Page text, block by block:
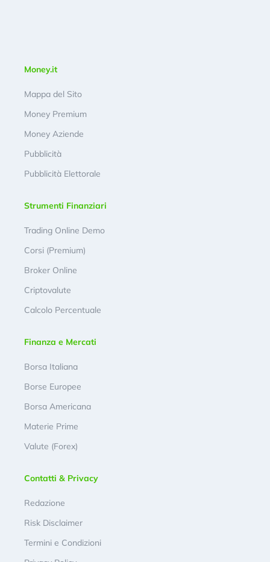
Money.it
Mappa del Sito
Money Premium
Money Aziende
Pubblicità
Pubblicità Elettorale
Strumenti Finanziari
Trading Online Demo
Corsi (Premium)
Broker Online
Criptovalute
Calcolo Percentuale
Finanza e Mercati
Borsa Italiana
Borse Europee
Borsa Americana
Materie Prime
Valute (Forex)
Contatti & Privacy
Redazione
Risk Disclaimer
Termini e Condizioni